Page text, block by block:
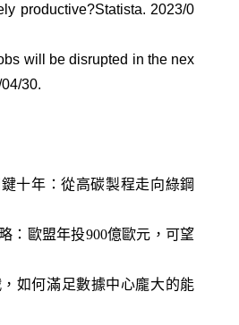
productive?Statista. 2023/0
will be disrupted in the nex
30.
十年：從高碳製程走向綠鋼
：歐盟年投900億歐元，可望
如何滿足數據中心龐大的能